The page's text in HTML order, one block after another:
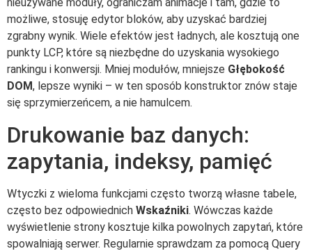
możliwe, stosuję edytor bloków, aby uzyskać bardziej
zgrabny wynik. Wiele efektów jest ładnych, ale kosztują one
punkty LCP, które są niezbędne do uzyskania wysokiego
rankingu i konwersji. Mniej modułów, mniejsze Głębokość
DOM, lepsze wyniki – w ten sposób konstruktor znów staje
się sprzymierzeńcem, a nie hamulcem.
Drukowanie baz danych:
zapytania, indeksy, pamięć
Wtyczki z wieloma funkcjami często tworzą własne tabele,
często bez odpowiednich Wskaźniki. Wówczas każde
wyświetlenie strony kosztuje kilka powolnych zapytań, które
spowalniają serwer. Regularnie sprawdzam za pomocą Query